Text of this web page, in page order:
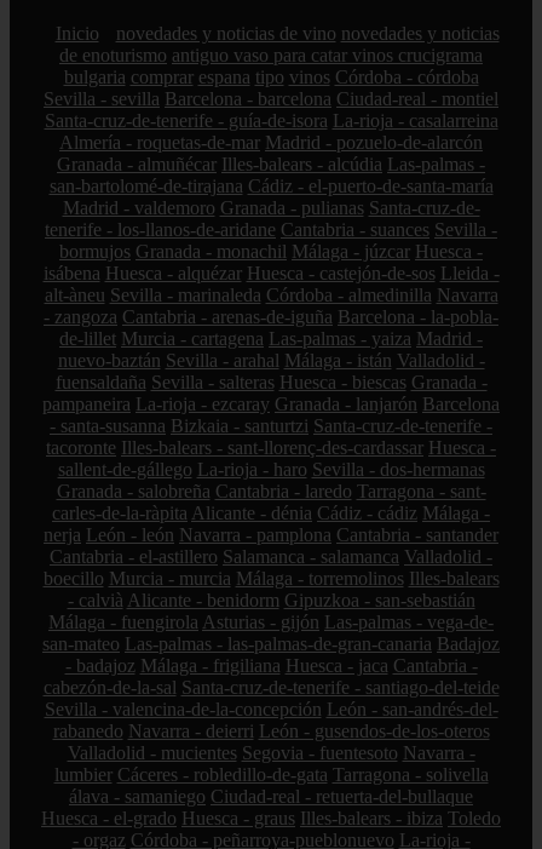
Inicio novedades y noticias de vino novedades y noticias
de enoturismo antiguo vaso para catar vinos crucigrama
bulgaria comprar espana tipo vinos Córdoba - córdoba
Sevilla - sevilla Barcelona - barcelona Ciudad-real - montiel
Santa-cruz-de-tenerife - guía-de-isora La-rioja - casalarreina
Almería - roquetas-de-mar Madrid - pozuelo-de-alarcón
Granada - almuñécar Illes-balears - alcúdia Las-palmas -
san-bartolomé-de-tirajana Cádiz - el-puerto-de-santa-maría
Madrid - valdemoro Granada - pulianas Santa-cruz-de-
tenerife - los-llanos-de-aridane Cantabria - suances Sevilla -
bormujos Granada - monachil Málaga - júzcar Huesca -
isábena Huesca - alquézar Huesca - castejón-de-sos Lleida -
alt-àneu Sevilla - marinaleda Córdoba - almedinilla Navarra
- zangoza Cantabria - arenas-de-iguña Barcelona - la-pobla-
de-lillet Murcia - cartagena Las-palmas - yaiza Madrid -
nuevo-baztán Sevilla - arahal Málaga - istán Valladolid -
fuensaldaña Sevilla - salteras Huesca - biescas Granada -
pampaneira La-rioja - ezcaray Granada - lanjarón Barcelona
- santa-susanna Bizkaia - santurtzi Santa-cruz-de-tenerife -
tacoronte Illes-balears - sant-llorenç-des-cardassar Huesca -
sallent-de-gállego La-rioja - haro Sevilla - dos-hermanas
Granada - salobreña Cantabria - laredo Tarragona - sant-
carles-de-la-ràpita Alicante - dénia Cádiz - cádiz Málaga -
nerja León - león Navarra - pamplona Cantabria - santander
Cantabria - el-astillero Salamanca - salamanca Valladolid -
boecillo Murcia - murcia Málaga - torremolinos Illes-balears
- calvià Alicante - benidorm Gipuzkoa - san-sebastián
Málaga - fuengirola Asturias - gijón Las-palmas - vega-de-
san-mateo Las-palmas - las-palmas-de-gran-canaria Badajoz
- badajoz Málaga - frigiliana Huesca - jaca Cantabria -
cabezón-de-la-sal Santa-cruz-de-tenerife - santiago-del-teide
Sevilla - valencina-de-la-concepción León - san-andrés-del-
rabanedo Navarra - deierri León - gusendos-de-los-oteros
Valladolid - mucientes Segovia - fuentesoto Navarra -
lumbier Cáceres - robledillo-de-gata Tarragona - solivella
álava - samaniego Ciudad-real - retuerta-del-bullaque
Huesca - el-grado Huesca - graus Illes-balears - ibiza Toledo
- orgaz Córdoba - peñarroya-pueblonuevo La-rioja -